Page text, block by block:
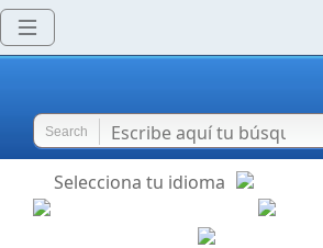
Search
Selecciona tu idioma